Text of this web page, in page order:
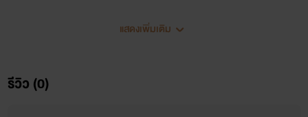
แสดงเพิ่มเติม
รีวิว (0)